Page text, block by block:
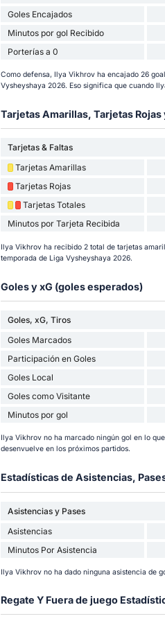
Goles Encajados
Minutos por gol Recibido
Porterías a 0
Como defensa, Ilya Vikhrov ha encajado 26
Vysheyshaya 2026. Eso significa que cuando
Tarjetas Amarillas, Tarjetas Rojas
Tarjetas & Faltas
Tarjetas Amarillas
Tarjetas Rojas
Tarjetas Totales
Minutos por Tarjeta Recibida
Ilya Vikhrov ha recibido 2 total de tarjetas
temporada de Liga Vysheyshaya 2026.
Goles y xG (goles esperados)
Goles, xG, Tiros
Goles Marcados
Participación en Goles
Goles Local
Goles como Visitante
Minutos por gol
Ilya Vikhrov no ha marcado ningún gol en lo
desenvuelve en los próximos partidos.
Estadísticas de Asistencias,
Asistencias y Pases
Asistencias
Minutos Por Asistencia
Ilya Vikhrov no ha dado ninguna asistencia de
Regate Y Fuera de juego